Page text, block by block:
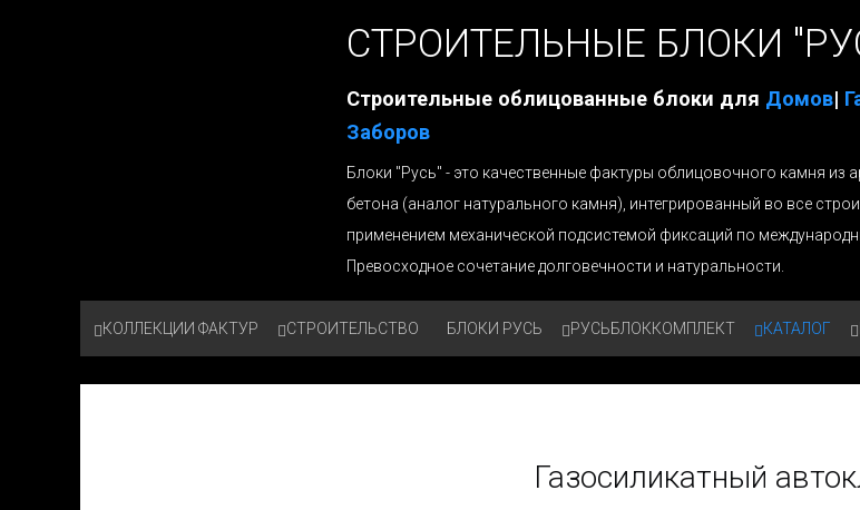
СТРОИТЕЛЬНЫЕ БЛОКИ
Строительные облицованные блоки для Домов|
Заборов
Блоки "Русь" - это качественные фактуры облицовочного камня из
бетона (аналог натурального камня), интегрированный во все
применением механической подсистемой фиксаций по
Превосходное сочетание долговечности и натуральности.
КОЛЛЕКЦИИ ФАКТУР СТРОИТЕЛЬСТВО БЛОКИ РУСЬ РУСЬБЛОККОМПЛЕКТ КАТАЛОГ
Газосиликатный